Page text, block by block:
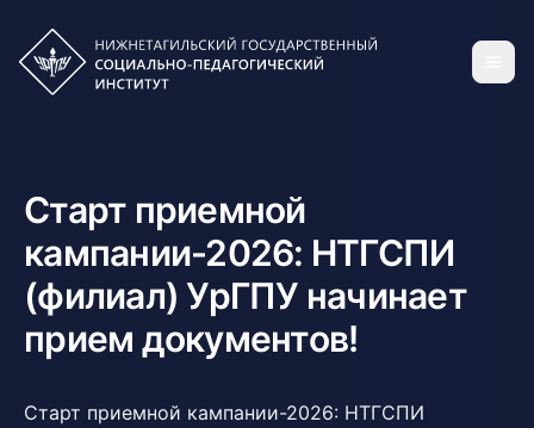
Старт приемной
кампании-2026: НТГСПИ
(филиал) УрГПУ начинает
прием документов!
Старт приемной кампании-2026: НТГСПИ